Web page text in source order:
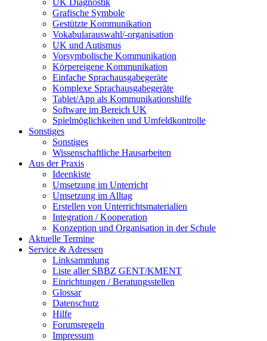
UK Diagnostik
Grafische Symbole
Gestützte Kommunikation
Vokabularauswahl/-organisation
UK und Autismus
Vorsymbolische Kommunikation
Körpereigene Kommunikation
Einfache Sprachausgabegeräte
Komplexe Sprachausgabegeräte
Tablet/App als Kommunikationshilfe
Software im Bereich UK
Spielmöglichkeiten und Umfeldkontrolle
Sonstiges
Sonstiges
Wissenschaftliche Hausarbeiten
Aus der Praxis
Ideenkiste
Umsetzung im Unterricht
Umsetzung im Alltag
Erstellen von Unterrichtsmaterialien
Integration / Kooperation
Konzeption und Organisation in der Schule
Aktuelle Termine
Service & Adressen
Linksammlung
Liste aller SBBZ GENT/KMENT
Einrichtungen / Beratungsstellen
Glossar
Datenschutz
Hilfe
Forumsregeln
Impressum